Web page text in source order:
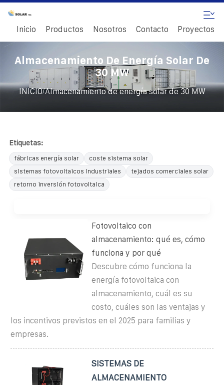
Inicio Productos Nosotros Contacto Proyectos
Almacenamiento De Energía Solar De
30 MW
INICIO/Almacenamiento de energía solar de 30 MW
Etiquetas:
fábricas energía solar
coste sistema solar
sistemas fotovoltaicos industriales
tejados comerciales solar
retorno inversión fotovoltaica
Fotovoltaico con
almacenamiento: qué es, cómo
funciona y por qué
Descubre cómo funciona la
energía fotovoltaica con
almacenamiento, cuál es su
costo, cuáles son las ventajas y
los incentivos previstos en el 2025 para familias y
empresas.
SISTEMAS DE
ALMACENAMIENTO